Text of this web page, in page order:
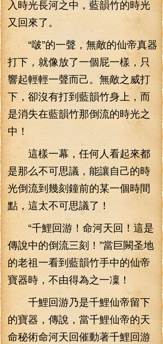
入時光長河之中，藍韻竹的時光
又回來了。
“啵”的一聲，無敵的仙帝真器
打下，就像放了一個屁一樣，只
響起輕輕一聲而己。無敵之威打
下，卻沒有打到藍韻竹身上，而
是消失在藍韻竹那倒流的時光之
中！
這樣一幕，任何人看起來都
是那么不可思議，能讓自己的時
光倒流到幾刻鐘前的某一個時間
點，這太不可思議了！
“千鯉回游！命河天回！這是
傳說中的倒流三刻！”當巨闕圣地
的老祖一看到藍韻竹手中的仙帝
寶器時，不由得為之一凜！
千鯉回游乃是千鯉仙帝留下
的寶器，傳說，當千鯉仙帝的天
命秘術命河天回催動著千鯉回游